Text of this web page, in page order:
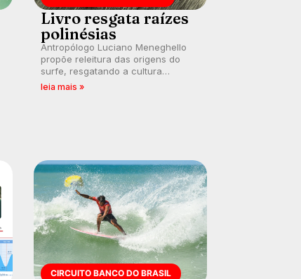
Livro resgata raízes
polinésias
Antropólogo Luciano Meneghello
propõe releitura das origens do
surfe, resgatando a cultura
polinésia e questionando a visão
leia mais »
CIRCUITO BANCO DO BRASIL